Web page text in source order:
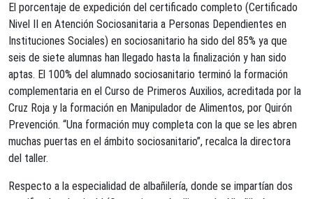
El porcentaje de expedición del certificado completo (Certificado
Nivel II en Atención Sociosanitaria a Personas Dependientes en
Instituciones Sociales) en sociosanitario ha sido del 85% ya que
seis de siete alumnas han llegado hasta la finalización y han sido
aptas. El 100% del alumnado sociosanitario terminó la formación
complementaria en el Curso de Primeros Auxilios, acreditada por la
Cruz Roja y la formación en Manipulador de Alimentos, por Quirón
Prevención. “Una formación muy completa con la que se les abren
muchas puertas en el ámbito sociosanitario”, recalca la directora
del taller.
Respecto a la especialidad de albañilería, donde se impartían dos